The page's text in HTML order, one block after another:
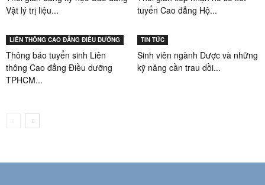
Vật lý trị liệu...
tuyển Cao đẳng Hộ...
LIÊN THÔNG CAO ĐẲNG ĐIỀU DƯỠNG
Thông báo tuyển sinh Liên
thông Cao đẳng Điều dưỡng
TPHCM...
TIN TỨC
Sinh viên ngành Dược và những
kỹ năng cần trau dồi...